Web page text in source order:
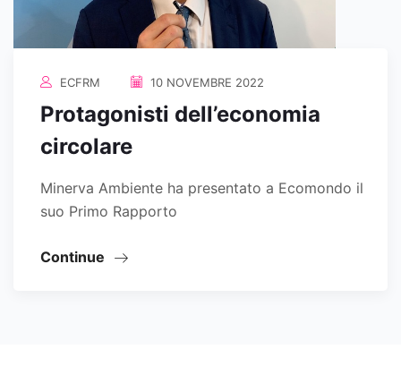
ECFRM 10 NOVEMBRE 2022
Protagonisti dell’economia
circolare
Minerva Ambiente ha presentato a Ecomondo il
suo Primo Rapporto
Continue